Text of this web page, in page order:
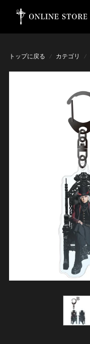
トップに戻る / カテゴリ /